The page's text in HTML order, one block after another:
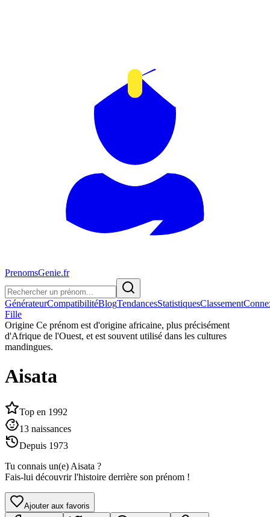
PrenomsGenie.fr
GénérateurCompatibilitéBlogTendancesStatistiquesClassement
Fille
Origine Ce prénom est d'origine africaine, plus précisément
d'Afrique de l'Ouest, et est souvent utilisé dans les cultures
mandingues.
Aisata
Top en 1992
13 naissances
Depuis 1973
Tu connais un(e) Aisata ?
Fais-lui découvrir l'histoire derrière son prénom !
Ajouter aux favoris